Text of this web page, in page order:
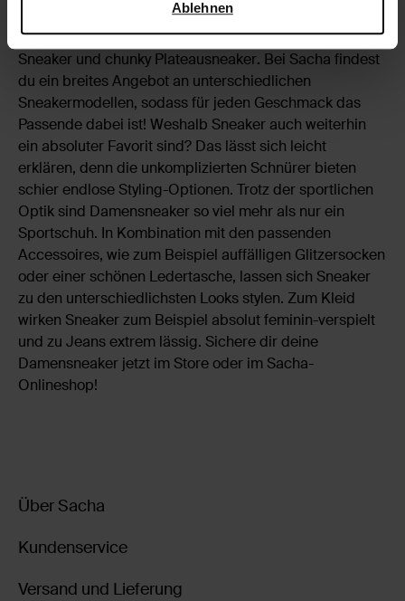
Ablehnen
Sneaker-Styles, ohne die gar nichts geht: Klassische
Low-Top-SneakeLow-Top-Sneaker, lässige High-Top-
Sneaker und chunky Plateausneaker. Bei Sacha findest
du ein breites Angebot an unterschiedlichen
Sneakermodellen, sodass für jeden Geschmack das
Passende dabei ist! Weshalb Sneaker auch weiterhin
ein absoluter Favorit sind? Das lässt sich leicht
erklären, denn die unkomplizierten Schnürer bieten
schier endlose Styling-Optionen. Trotz der sportlichen
Optik sind Damensneaker so viel mehr als nur ein
Sportschuh. In Kombination mit den passenden
Accessoires, wie zum Beispiel auffälligen Glitzersocken
oder einer schönen Ledertasche, lassen sich Sneaker
zu den unterschiedlichsten Looks stylen. Zum Kleid
wirken Sneaker zum Beispiel absolut feminin-verspielt
und zu Jeans extrem lässig. Sichere dir deine
Damensneaker jetzt im Store oder im Sacha-
Onlineshop!
Über Sacha
Kundenservice
Versand und Lieferung